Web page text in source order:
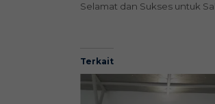
Selamat dan Sukses untuk
Terkait